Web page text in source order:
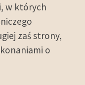
w których
zaś strony,
o